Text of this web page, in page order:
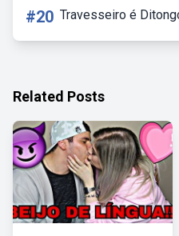
#20 Travesseiro é
Related Posts